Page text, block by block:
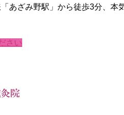
あざみ野駅」から徒歩3分、
さい